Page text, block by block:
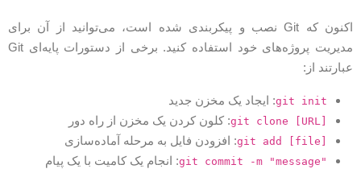
اکنون که Git نصب و پیکربندی شده است، می‌توانید از آن برای
مدیریت پروژه‌های خود استفاده کنید. برخی از دستورات پایه‌ای Git
از:
git init: ایجاد یک مخزن جدید
git clone [URL]: کلون کردن یک مخزن از راه دور
git add [file]: افزودن فایل به مرحله آماده‌سازی
git commit -m "message": انجام یک کامیت با یک پیام